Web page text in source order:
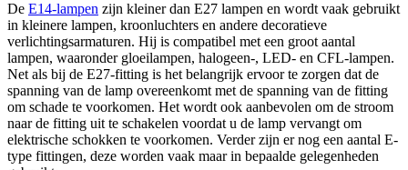
De E14-lampen zijn kleiner dan E27 lampen en wordt vaak gebruikt
in kleinere lampen, kroonluchters en andere decoratieve
verlichtingsarmaturen. Hij is compatibel met een groot aantal
lampen, waaronder gloeilampen, halogeen-, LED- en CFL-lampen.
Net als bij de E27-fitting is het belangrijk ervoor te zorgen dat de
spanning van de lamp overeenkomt met de spanning van de fitting
om schade te voorkomen. Het wordt ook aanbevolen om de stroom
naar de fitting uit te schakelen voordat u de lamp vervangt om
elektrische schokken te voorkomen. Verder zijn er nog een aantal E-
type fittingen, deze worden vaak maar in bepaalde gelegenheden